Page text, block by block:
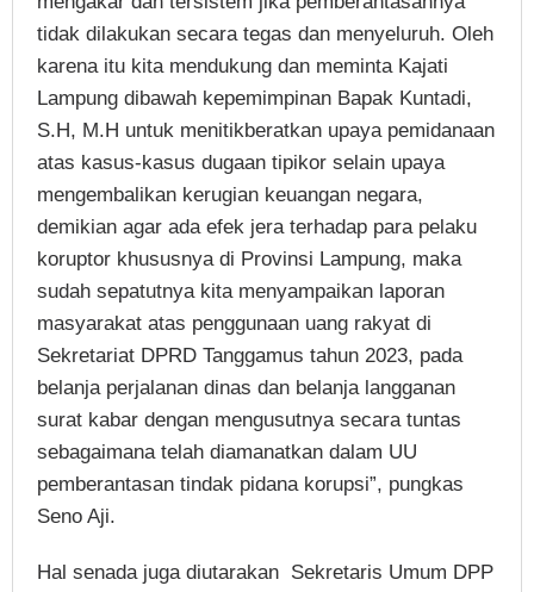
tidak dilakukan secara tegas dan menyeluruh. Oleh
karena itu kita mendukung dan meminta Kajati
Lampung dibawah kepemimpinan Bapak Kuntadi,
S.H, M.H untuk menitikberatkan upaya pemidanaan
atas kasus-kasus dugaan tipikor selain upaya
mengembalikan kerugian keuangan negara,
demikian agar ada efek jera terhadap para pelaku
koruptor khususnya di Provinsi Lampung, maka
sudah sepatutnya kita menyampaikan laporan
masyarakat atas penggunaan uang rakyat di
Sekretariat DPRD Tanggamus tahun 2023, pada
belanja perjalanan dinas dan belanja langganan
surat kabar dengan mengusutnya secara tuntas
sebagaimana telah diamanatkan dalam UU
pemberantasan tindak pidana korupsi”, pungkas
Seno Aji.
Hal senada juga diutarakan Sekretaris Umum DPP